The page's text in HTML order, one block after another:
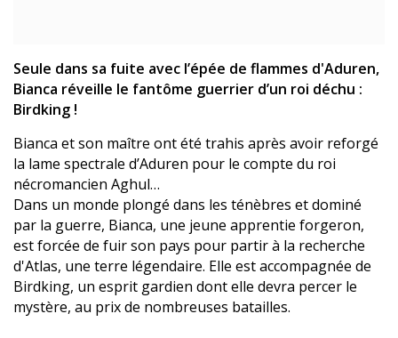
Seule dans sa fuite avec l’épée de flammes d'Aduren,
Bianca réveille le fantôme guerrier d’un roi déchu :
Birdking !
Bianca et son maître ont été trahis après avoir reforgé
la lame spectrale d’Aduren pour le compte du roi
nécromancien Aghul…
Dans un monde plongé dans les ténèbres et dominé
par la guerre, Bianca, une jeune apprentie forgeron,
est forcée de fuir son pays pour partir à la recherche
d'Atlas, une terre légendaire. Elle est accompagnée de
Birdking, un esprit gardien dont elle devra percer le
mystère, au prix de nombreuses batailles.